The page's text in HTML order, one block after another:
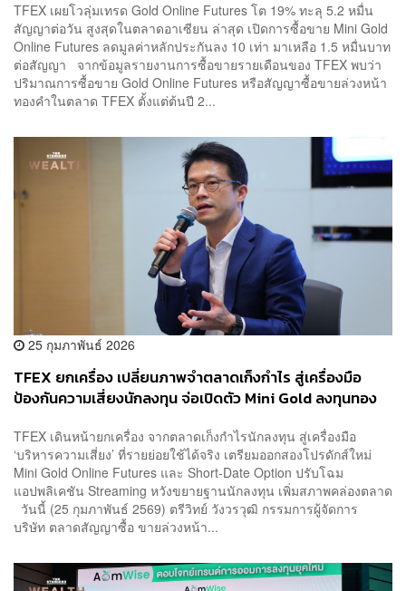
ง่ายขึ้น
TFEX เผยโวลุ่มเทรด Gold Online Futures โต 19% ทะลุ 5.2 หมื่น
สัญญาต่อวัน สูงสุดในตลาดอาเซียน ล่าสุด เปิดการซื้อขาย Mini Gold
Online Futures ลดมูลค่าหลักประกันลง 10 เท่า มาเหลือ 1.5 หมื่นบาท
ต่อสัญญา จากข้อมูลรายงานการซื้อขายรายเดือนของ TFEX พบว่า
ปริมาณการซื้อขาย Gold Online Futures หรือสัญญาซื้อขายล่วงหน้า
ทองคำในตลาด TFEX ตั้งแต่ต้นปี 2...
25 กุมภาพันธ์ 2026
TFEX ยกเครื่อง เปลี่ยนภาพจำตลาดเก็งกำไร สู่เครื่องมือ
ป้องกันความเสี่ยงนักลงทุน จ่อเปิดตัว Mini Gold ลงทุนทอง
TFEX เดินหน้ายกเครื่อง จากตลาดเก็งกำไรนักลงทุน สู่เครื่องมือ
‘บริหารความเสี่ยง’ ที่รายย่อยใช้ได้จริง เตรียมออกสองโปรดักส์ใหม่
Mini Gold Online Futures และ Short-Date Option ปรับโฉม
แอปพลิเคชัน Streaming หวังขยายฐานนักลงทุน เพิ่มสภาพคล่องตลาด
วันนี้ (25 กุมภาพันธ์ 2569) ตรีวิทย์ วังวรวุฒิ กรรมการผู้จัดการ
บริษัท ตลาดสัญญาซื้อ ขายล่วงหน้า...